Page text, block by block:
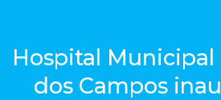
Hospital Municipal
dos Campos